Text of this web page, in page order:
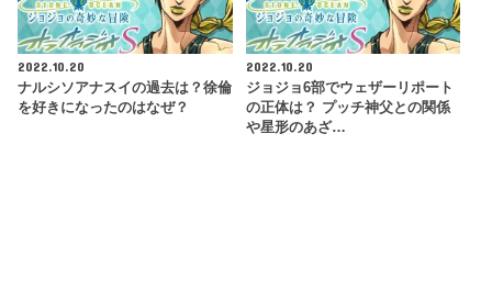
2022.10.20
ナルシソアナスイの過去は？徐倫
を好きになったのはなぜ？
2022.10.20
ジョジョ6部でウェザーリポート
の正体は？ プッチ神父との関係
や星形のあざ…